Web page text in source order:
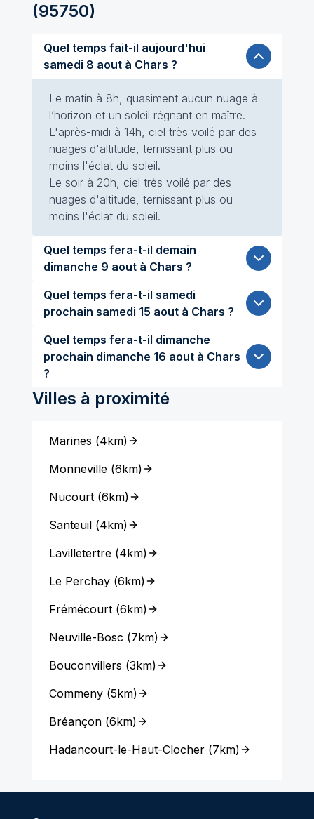
(95750)
Quel temps fait-il aujourd'hui
samedi 8 aout à Chars ?
Le matin à 8h, quasiment aucun nuage à
l’horizon et un soleil régnant en maître.
L'après-midi à 14h, ciel très voilé par des
nuages d'altitude, ternissant plus ou
moins l'éclat du soleil.
Le soir à 20h, ciel très voilé par des
nuages d'altitude, ternissant plus ou
moins l'éclat du soleil.
Quel temps fera-t-il demain
dimanche 9 aout à Chars ?
Quel temps fera-t-il samedi
prochain samedi 15 aout à Chars ?
Quel temps fera-t-il dimanche
prochain dimanche 16 aout à Chars
?
Villes à proximité
Marines (4km)
Monneville(6km)
Nucourt(6km)
Santeuil(4km)
Lavilletertre(4km)
Le Perchay(6km)
Frémécourt(6km)
Neuville-Bosc (7km)
Bouconvillers (3km)
Commeny(5km)
Bréançon(6km)
Hadancourt-le-Haut-Clocher(7km)